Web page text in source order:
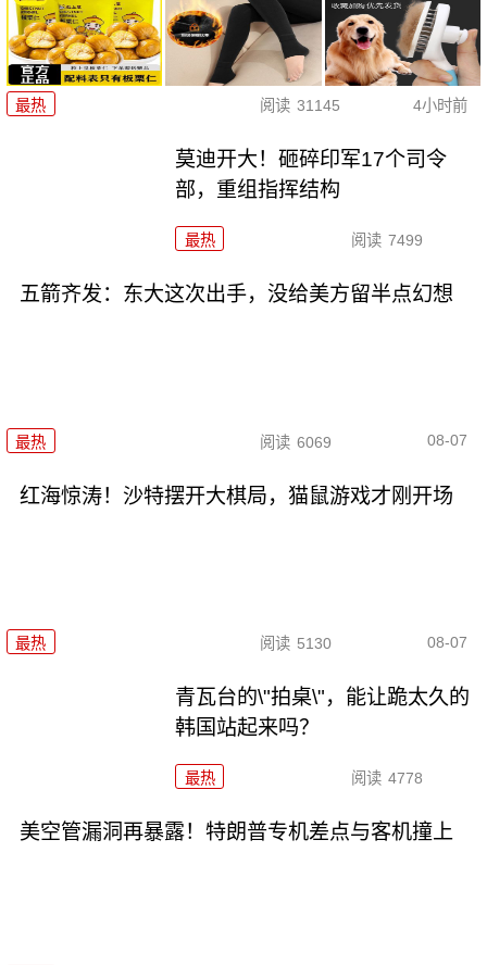
最热 阅读 31145 4小时前
莫迪开大！砸碎印军17个司令
部，重组指挥结构
最热 阅读 7499
五箭齐发：东大这次出手，没给美方留半点幻想
最热 阅读 6069 08-07
红海惊涛！沙特摆开大棋局，猫鼠游戏才刚开场
最热 阅读 5130 08-07
青瓦台的\"拍桌\"，能让跪太久的
韩国站起来吗？
最热 阅读 4778
美空管漏洞再暴露！特朗普专机差点与客机撞上